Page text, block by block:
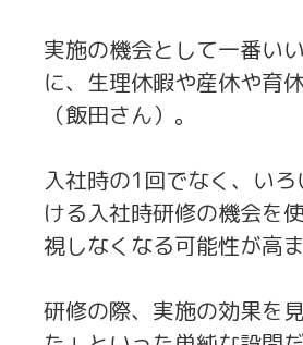
実施の機会として一番い
に、生理休暇や産休や育
（飯田さん）。
入社時の1回でなく、い
ける入社時研修の機会を
視しなくなる可能性が高ま
研修の際、実施の効果を